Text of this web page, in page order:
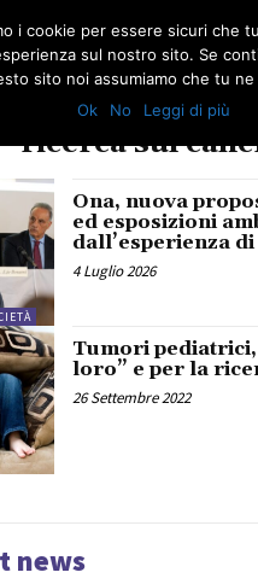
ricerca sul
Ona, nuova
ed esposizioni
dall’esperienza
4 Luglio 2026
Tumori
loro” e per la
26 Settembre 2022
news
i cookie per essere sicuri che
sul nostro sito. Se
sito noi assumiamo che tu ne
Ok
No Leggi di più